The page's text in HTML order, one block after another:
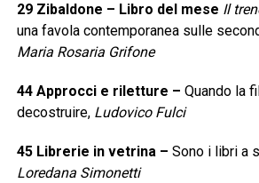
29 Zibaldone – Libro del mese Il
una favola contemporanea sulle
Maria Rosaria Grifone
44 Approcci e riletture – Quando la
decostruire, Ludovico Fulci
45 Librerie in vetrina– Sono i libri a
Loredana Simonetti